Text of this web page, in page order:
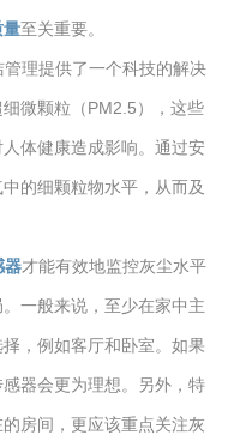
量至关重要。
理提供了一个科技的解决
微颗粒（PM2.5），这些
体健康造成影响。通过安
的细颗粒物水平，从而及
器才能有效地监控灰尘水平
一般来说，至少在家中主
，例如客厅和卧室。如果
器会更为理想。另外，特
房间，更应该重点关注灰